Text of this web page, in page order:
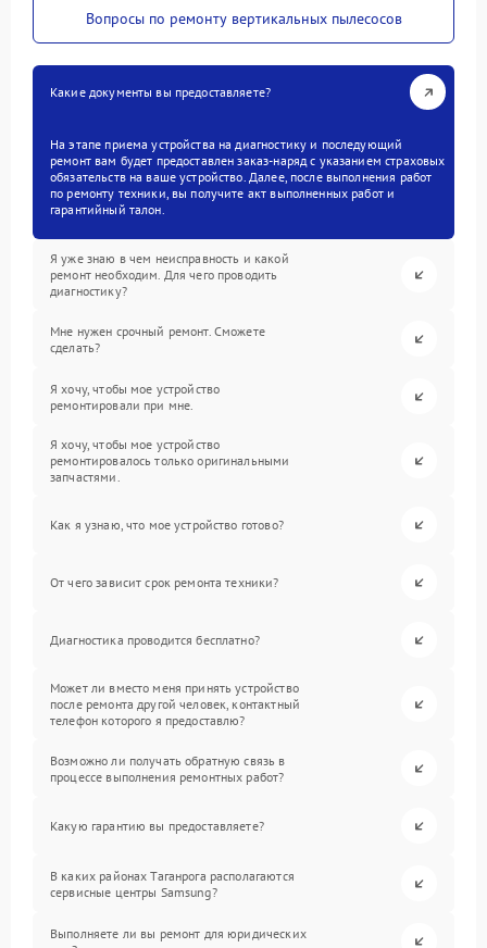
Вопросы по ремонту вертикальных пылесосов
Какие документы вы предоставляете?
На этапе приема устройства на диагностику и последующий
ремонт вам будет предоставлен заказ-наряд с указанием страховых
обязательств на ваше устройство. Далее, после выполнения работ
по ремонту техники, вы получите акт выполненных работ и
гарантийный талон.
Я уже знаю в чем неисправность и какой
ремонт необходим. Для чего проводить
диагностику?
Мне нужен срочный ремонт. Сможете
сделать?
Я хочу, чтобы мое устройство
ремонтировали при мне.
Я хочу, чтобы мое устройство
ремонтировалось только оригинальными
запчастями.
Как я узнаю, что мое устройство готово?
От чего зависит срок ремонта техники?
Диагностика проводится бесплатно?
Может ли вместо меня принять устройство
после ремонта другой человек, контактный
телефон которого я предоставлю?
Возможно ли получать обратную связь в
процессе выполнения ремонтных работ?
Какую гарантию вы предоставляете?
В каких районах Таганрога располагаются
сервисные центры Samsung?
Выполняете ли вы ремонт для юридических